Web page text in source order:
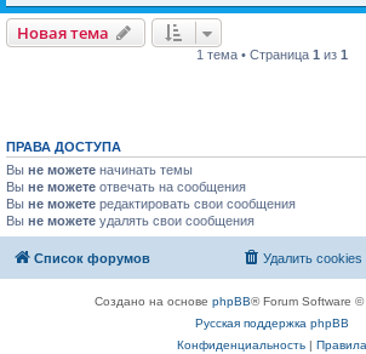
Новая тема
1 тема • Страница 1 из 1
ПРАВА ДОСТУПА
Вы не можете начинать темы
Вы не можете отвечать на сообщения
Вы не можете редактировать свои сообщения
Вы не можете удалять свои сообщения
Список форумов Удалить cookies
Создано на основе phpBB® Forum Software ©
Русская поддержка phpBB
Конфиденциальность| Правила